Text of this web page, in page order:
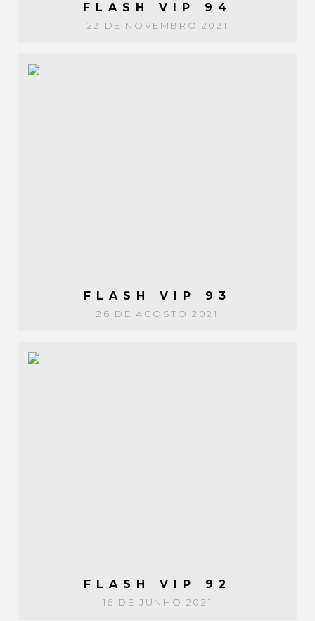
FLASH VIP 94
22 DE NOVEMBRO 2021
FLASH VIP 93
26 DE AGOSTO 2021
FLASH VIP 92
16 DE JUNHO 2021